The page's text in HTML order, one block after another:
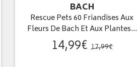
BACH
Rescue Pets 60 Friandises Aux
Fleurs De Bach Et Aux Plantes…
14,99€ 17,99€